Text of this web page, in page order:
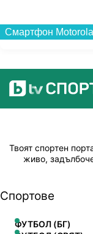
Твоят спортен
живо,
Спортове
ФУТБОЛ (БГ)